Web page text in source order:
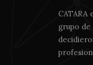
grupo de